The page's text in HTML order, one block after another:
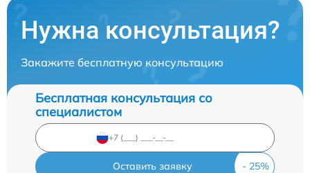
Нужна консультация?
Закажите бесплатную консультацию
Бесплатная консультация со
специалистом
Оставить заявку